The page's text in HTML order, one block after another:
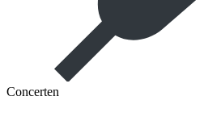
Concerten